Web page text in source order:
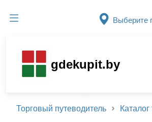
Выберите
gdekupit.by
Торговый путеводитель